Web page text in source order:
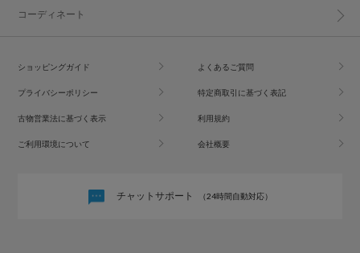
コーディネート
ショッピングガイド よくあるご質問
プライバシーポリシー 特定商取引に基づく表記
古物営業法に基づく表示 利用規約
ご利用環境について 会社概要
チャットサポート （24時間自動対応）